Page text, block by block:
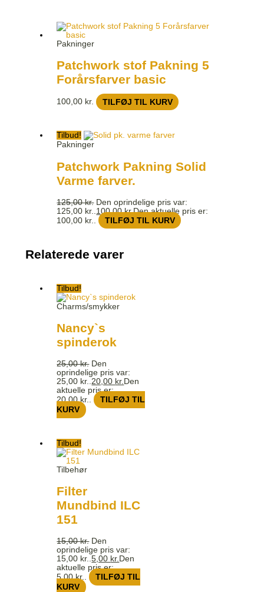
Pakninger
Patchwork stof Pakning 5
Forårsfarver basic
100,00 kr. TILFØJ TIL KURV
Tilbud!
Pakninger
Patchwork Pakning Solid
Varme farver.
125,00kr. Den oprindelige pris var:
125,00 kr.. 100,00kr.Den aktuelle pris er:
100,00 kr..
TILFØJ TIL KURV
Relaterede varer
Tilbud!
Charms/smykker
Nancy`s
spinderok
25,00kr. Den
oprindelige pris var:
25,00 kr.. 20,00 kr. Den
aktuelle pris er:
20,00 kr..
TILFØJ TIL
KURV
Tilbud!
Tilbehør
Filter
Mundbind ILC
151
15,00kr. Den
oprindelige pris var:
15,00 kr..5,00 kr. Den
aktuelle pris er:
5,00 kr..
TILFØJ TIL
KURV